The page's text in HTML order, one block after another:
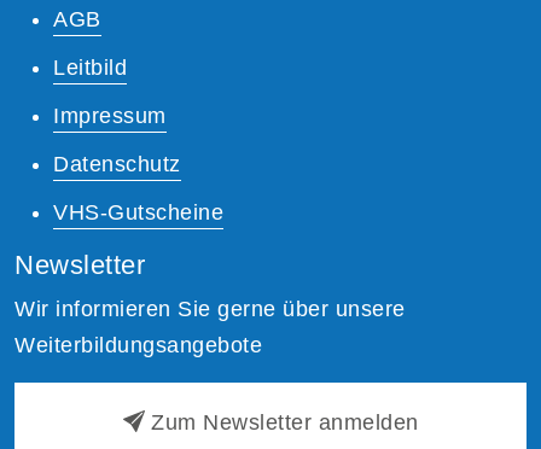
AGB
Leitbild
Impressum
Datenschutz
VHS-Gutscheine
Newsletter
Wir informieren Sie gerne über unsere
Weiterbildungsangebote
Zum Newsletter anmelden